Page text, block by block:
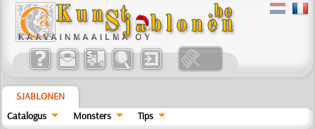
SJABLONEN
Catalogus
Monsters Tips